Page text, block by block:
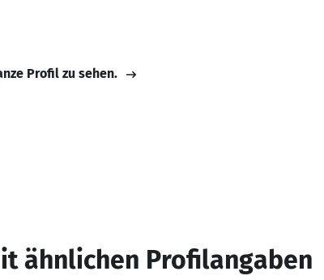
Profil zu sehen.
ähnlichen Profilangaben